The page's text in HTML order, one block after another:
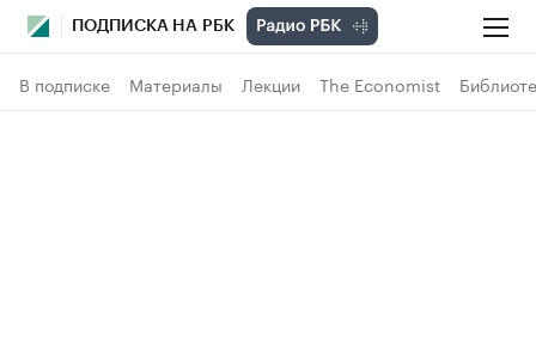
ПОДПИСКА НА РБК
В подписке Материалы Лекции The Economist